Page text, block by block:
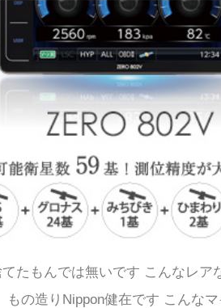
たもんでは無いです こんなレア
の造りNippon健在です こんなマ